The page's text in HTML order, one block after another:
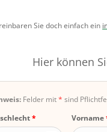
Sie doch einfach ein
Hier können
Felder mit* sind
Vorname